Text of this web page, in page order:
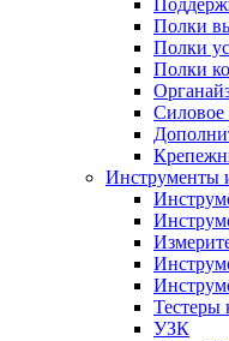
Полки
Полки
Полки
Силовое
Инструменты
Тестеры
УЗК